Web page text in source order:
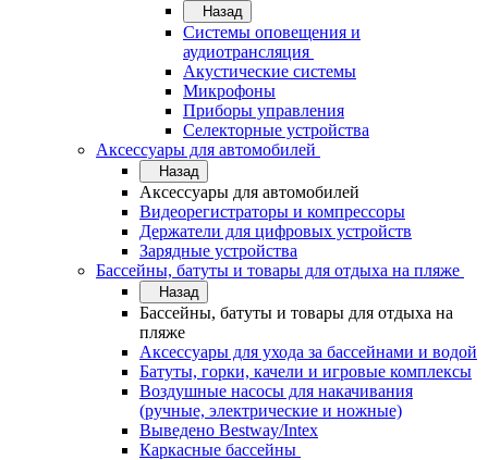
Назад
Системы оповещения и
аудиотрансляция
Акустические системы
Микрофоны
Приборы управления
Селекторные устройства
Аксессуары для автомобилей
Назад
Аксессуары для автомобилей
Видеорегистраторы и компрессоры
Держатели для цифровых устройств
Зарядные устройства
Бассейны, батуты и товары для отдыха на пляже
Назад
Бассейны, батуты и товары для отдыха на
пляже
Аксессуары для ухода за бассейнами и водой
Батуты, горки, качели и игровые комплексы
Воздушные насосы для накачивания
(ручные, электрические и ножные)
Выведено Bestway/Intex
Каркасные бассейны